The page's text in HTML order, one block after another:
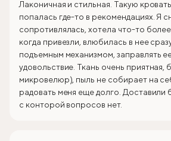
Лаконичная и стильная. Такую
попалась где-то в рекомендациях. Я
сопротивлялась, хотела что-то
когда привезли, влюбилась в нее
подъемным механизмом, заправлять
удовольствие. Ткань очень приятная,
микровелюр), пыль не собирает на
радовать меня еще долго. Доставили
с конторой вопросов нет.